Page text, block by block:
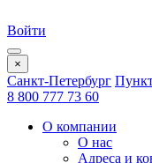
Войти
×
Санкт-Петербург
8 800 777 73 60
О компании
О нас
Адреса и